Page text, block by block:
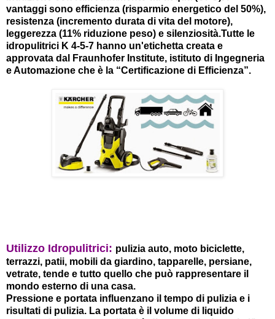
vantaggi sono efficienza (risparmio energetico del 50%),
resistenza (incremento durata di vita del motore),
leggerezza (11% riduzione peso) e silenziosità.Tutte le
idropulitrici K 4-5-7 hanno un'etichetta creata e
approvata dal Fraunhofer Institute, istituto di Ingegneria
e Automazione che è la “Certificazione di Efficienza”.
Utilizzo Idropulitrici: pulizia auto, moto biciclette,
terrazzi, patii, mobili da giardino, tapparelle, persiane,
vetrate, tende e tutto quello che può rappresentare il
mondo esterno di una casa.
Pressione e portata influenzano il tempo di pulizia e i
risultati di pulizia. La portata è il volume di liquido